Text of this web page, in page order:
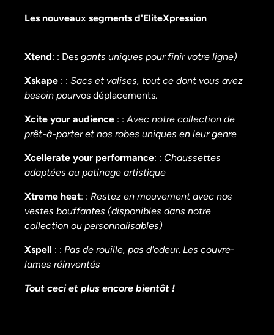
Les nouveaux segments d'EliteXpression
Xtend: : Des gants uniques pour finir votre ligne)
Xskape : : Sacs et valises, tout ce dont vous avez
besoin pourvos déplacements.
Xcite your audience : : Avec notre collection de
prêt-à-porter et nos robes uniques en leur genre
Xcellerate your performance: : Chaussettes
adaptées au patinage artistique
Xtreme heat: : Restez en mouvement avec nos
vestes bouffantes (disponibles dans notre
collection ou personnalisables)
Xspell : : Pas de rouille, pas d'odeur. Les couvre-
lames réinventés
Tout ceci et plus encore bientôt !